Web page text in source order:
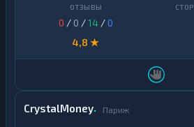
0 / 0 /14 /0
4,8 ★
CrystalMoney Париж